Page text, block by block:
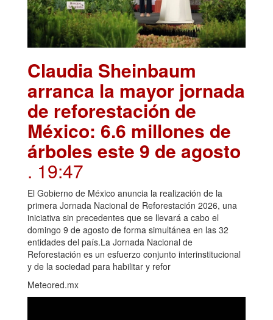
Claudia Sheinbaum
arranca la mayor jornada
de reforestación de
México: 6.6 millones de
árboles este 9 de agosto
. 19:47
El Gobierno de México anuncia la realización de la
primera Jornada Nacional de Reforestación 2026, una
iniciativa sin precedentes que se llevará a cabo el
domingo 9 de agosto de forma simultánea en las 32
entidades del país.La Jornada Nacional de
Reforestación es un esfuerzo conjunto interinstitucional
y de la sociedad para habilitar y refor
Meteored.mx